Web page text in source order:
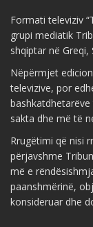
Formati televiziv
grupi mediatik
shqiptar në
Nëpërmjet
televizive, por
sakta dhe më të
Rrugëtimi që nisi
përjavshme
më e
paanshmërinë,
konsideruar dhe